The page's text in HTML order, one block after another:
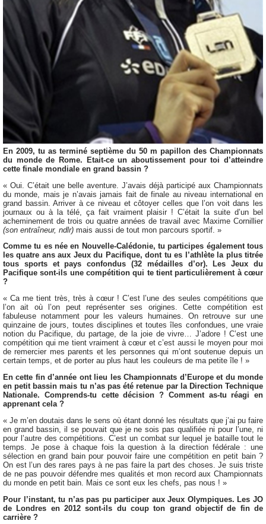
En 2009, tu as terminé septième du 50 m papillon des Championnats
du monde de Rome. Etait-ce un aboutissement pour toi d’atteindre
cette finale mondiale en grand bassin ?
« Oui. C’était une belle aventure. J’avais déjà participé aux Championnats
du monde, mais je n’avais jamais fait de finale au niveau international en
grand bassin. Arriver à ce niveau et côtoyer celles que l’on voit dans les
journaux ou à la télé, ça fait vraiment plaisir ! C’était la suite d’un bel
acheminement de trois ou quatre années de travail avec Maxime Cornillier
(son entraîneur, ndlr) mais aussi de tout mon parcours sportif. »
Comme tu es née en Nouvelle-Calédonie, tu participes également tous
les quatre ans aux Jeux du Pacifique, dont tu es l’athlète la plus titrée
tous sports et pays confondus (32 médailles d’or). Les Jeux du
Pacifique sont-ils une compétition qui te tient particulièrement à cœur
?
« Ca me tient très, très à cœur ! C’est l’une des seules compétitions que
l’on ait où l’on peut représenter ses origines. Cette compétition est
fabuleuse notamment pour les valeurs humaines. On retrouve sur une
quinzaine de jours, toutes disciplines et toutes îles confondues, une vraie
notion du Pacifique, du partage, de la joie de vivre… J’adore ! C’est une
compétition qui me tient vraiment à cœur et c’est aussi le moyen pour moi
de remercier mes parents et les personnes qui m’ont soutenue depuis un
certain temps, et de porter au plus haut les couleurs de ma petite île ! »
En cette fin d’année ont lieu les Championnats d’Europe et du monde
en petit bassin mais tu n’as pas été retenue par la Direction Technique
Nationale. Comprends-tu cette décision ? Comment as-tu réagi en
apprenant cela ?
« Je m’en doutais dans le sens où étant donné les résultats que j’ai pu faire
en grand bassin, il se pouvait que je ne sois pas qualifiée ni pour l’une, ni
pour l’autre des compétitions. C’est un combat sur lequel je bataille tout le
temps. Je pose à chaque fois la question à la direction fédérale : une
sélection en grand bain pour pouvoir faire une compétition en petit bain ?
On est l’un des rares pays à ne pas faire la part des choses. Je suis triste
de ne pas pouvoir défendre mes qualités et mon record aux Championnats
du monde en petit bain. Mais ce sont eux les chefs, pas nous ! »
Pour l’instant, tu n’as pas pu participer aux Jeux Olympiques. Les JO
de Londres en 2012 sont-ils du coup ton grand objectif de fin de
carrière ?